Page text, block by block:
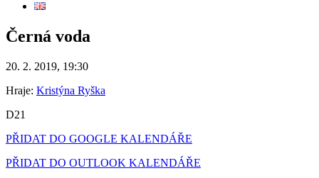
Černá voda
20. 2. 2019, 19:30
Hraje: Kristýna Ryška
D21
PŘIDAT DO GOOGLE KALENDÁŘE
PŘIDAT DO OUTLOOK KALENDÁŘE